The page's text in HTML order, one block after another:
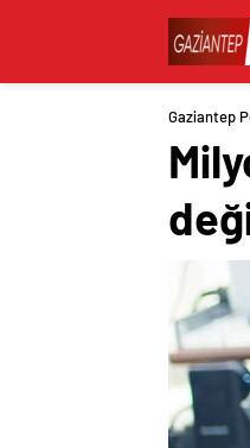
Gaziantep